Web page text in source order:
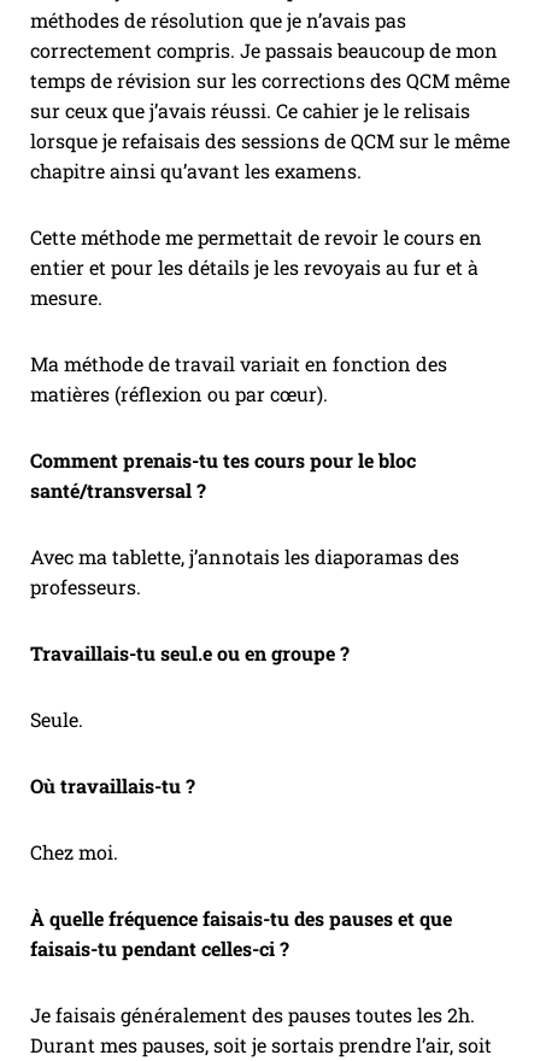
méthodes de résolution que je n’avais pas
correctement compris. Je passais beaucoup de mon
temps de révision sur les corrections des QCM même
sur ceux que j’avais réussi. Ce cahier je le relisais
lorsque je refaisais des sessions de QCM sur le même
chapitre ainsi qu’avant les examens.
Cette méthode me permettait de revoir le cours en
entier et pour les détails je les revoyais au fur et à
mesure.
Ma méthode de travail variait en fonction des
matières (réflexion ou par cœur).
Comment prenais-tu tes cours pour le bloc
santé/transversal ?
Avec ma tablette, j’annotais les diaporamas des
professeurs.
Travaillais-tu seul.e ou en groupe ?
Seule.
Où travaillais-tu ?
Chez moi.
À quelle fréquence faisais-tu des pauses et que
faisais-tu pendant celles-ci ?
Je faisais généralement des pauses toutes les 2h.
Durant mes pauses, soit je sortais prendre l’air, soit